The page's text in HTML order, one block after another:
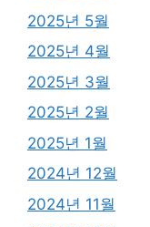
2025년 5월
2025년 4월
2025년 3월
2025년 2월
2025년 1월
2024년 12월
2024년 11월